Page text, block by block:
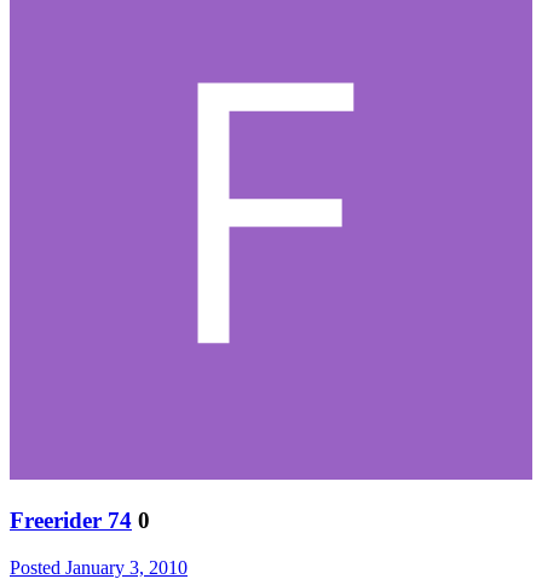
Freerider 74 0
Posted January 3, 2010